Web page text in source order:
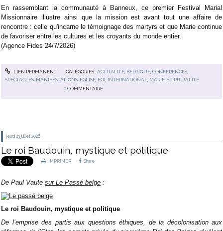
En rassemblant la communauté à Banneux, ce premier Festival Marial
Missionnaire illustre ainsi que la mission est avant tout une affaire de
rencontre : celle qu'incarne le témoignage des martyrs et que Marie continue
de favoriser entre les cultures et les croyants du monde entier.
(Agence Fides 24/7/2026)
LIEN PERMANENT CATÉGORIES :ACTUALITÉ, BELGIQUE, CONFÉRENCES,
SPECTACLES, MANIFESTATIONS EGLISE FOI INTERNATIONAL MARIE ,SPIRITUALITÉ
0 COMMENTAIRE
jeudi 23 juillet 2026
Le roi Baudouin, mystique et politique
IMPRIMER Share
De Paul Vaute sur Le Passé belge :
Le roi Baudouin, mystique et politique
De l’emprise des partis aux questions éthiques, de la décolonisation aux